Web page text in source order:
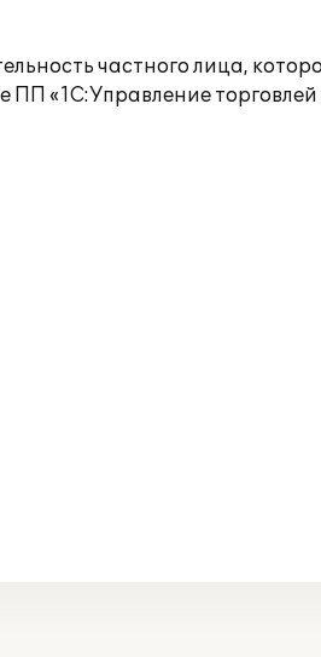
частного лица,
ПП «1С:Управление торговлей